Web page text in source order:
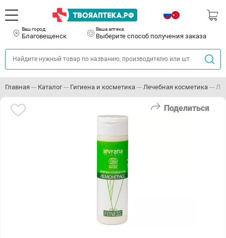
Ваш город:
Благовещенск
Ваша аптека:
Выберите способ получения заказа
Главная Каталог Гигиена и косметика Лечебная косметика
Поделиться